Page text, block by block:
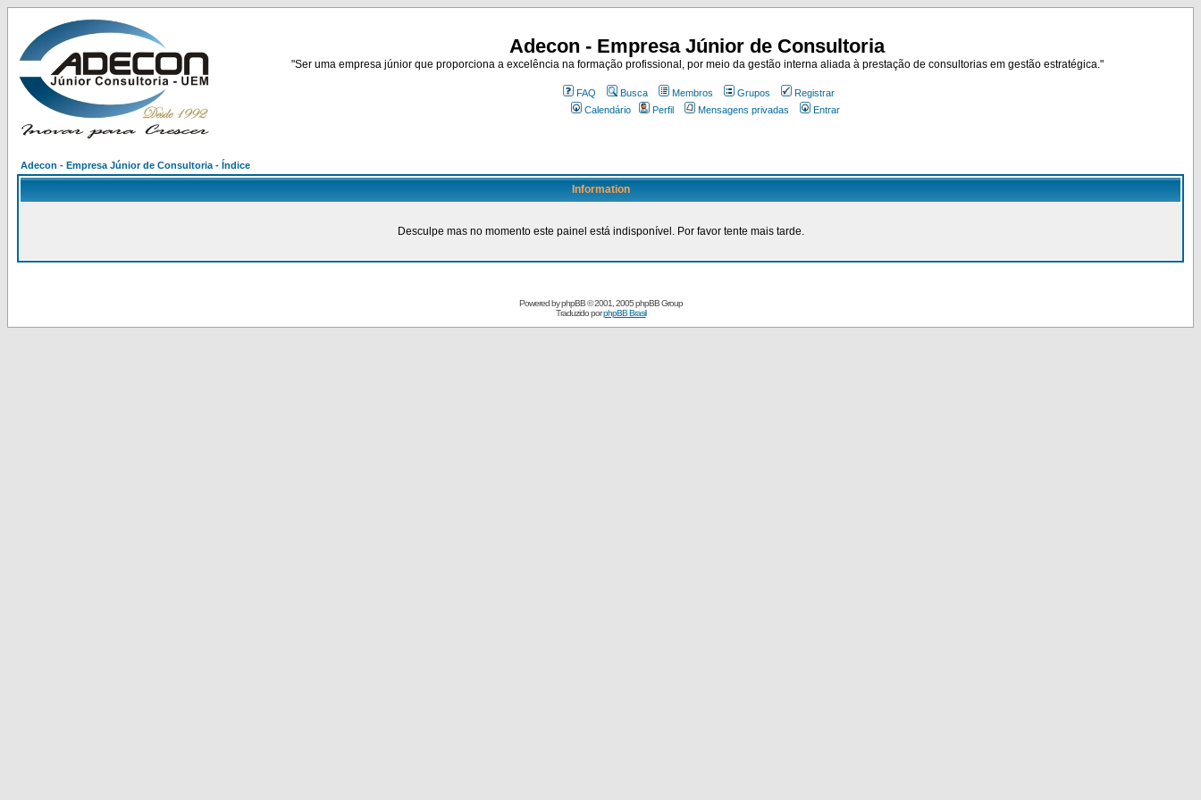
Adecon - Empresa Júnior de Consultoria
"Ser uma empresa júnior que proporciona a excelência na formação profissional, por meio da gestão interna aliada à prestação de consultorias em gestão estratégica."
FAQ Busca Membros Grupos
Registrar
Calendário
Perfil Mensagens privadas Entrar
Adecon - Empresa Júnior de Consultoria - Índice
Information
Desculpe mas no momento este painel está indisponível. Por favor tente mais tarde.
Powered byphpBB© 2001, 2005 phpBB Group
Traduzido porphpBB Brasil